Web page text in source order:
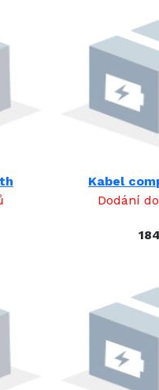
Kabel
Dodání